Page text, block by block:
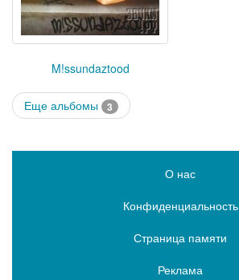
M!ssundaztood
Еще альбомы 3
О нас
Конфиденциальность
Страница памяти
Реклама